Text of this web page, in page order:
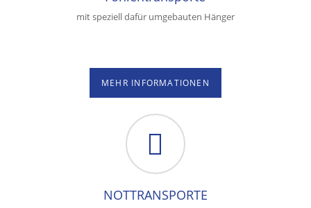
mit speziell dafür umgebauten Hänger
MEHR INFORMATIONEN
NOTTRANSPORTE